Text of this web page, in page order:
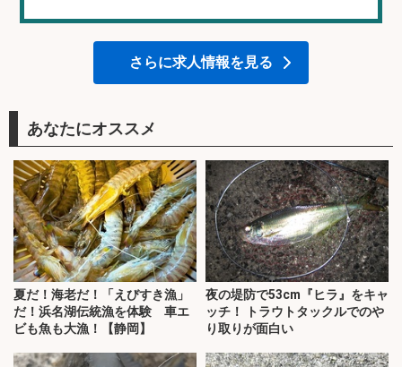
さらに求人情報を見る
あなたにオススメ
夏だ！海老だ！「えびすき漁」
だ！浜名湖伝統漁を体験 車エ
ビも魚も大漁！【静岡】
夜の堤防で53cm『ヒラ』をキャ
ッチ！ トラウトタックルでのや
り取りが面白い